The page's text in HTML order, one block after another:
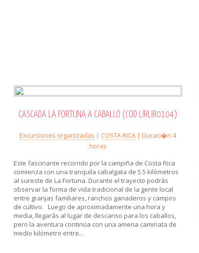
CASCADA LA FORTUNA A CABALLO (COD LIRLIR0104)
Excursiones organizadas | COSTA RICA | Duraci�n 4
horas
Este fascinante recorrido por la campiña de Costa Rica
comienza con una tranquila cabalgata de 5.5 kilómetros
al sureste de La Fortuna. Durante el trayecto podrás
observar la forma de vida tradicional de la gente local
entre granjas familiares, ranchos ganaderos y campos
de cultivo. Luego de aproximadamente una hora y
media, llegarás al lugar de descanso para los caballos,
pero la aventura continúa con una amena caminata de
medio kilómetro entre...